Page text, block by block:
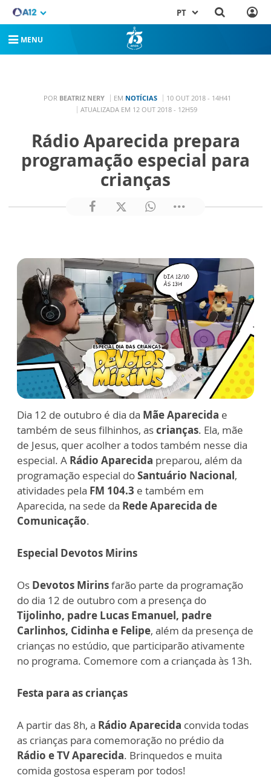
PT
MENU
POR BEATRIZ NERY EM NOTÍCIAS
10 OUT 2018 - 14H41
ATUALIZADA EM 12 OUT 2018 - 12H59
Rádio Aparecida prepara
programação especial para
crianças
Dia 12 de outubro é dia da Mãe Aparecida e
também de seus filhinhos, ascrianças. Ela, mãe
de Jesus, quer acolher a todos também nesse dia
especial. A Rádio Aparecida preparou, além da
programação especial doSantuário Nacional,
atividades pela FM 104.3 e também em
Aparecida, na sede da Rede Aparecida de
Comunicação.
Especial Devotos Mirins
Os Devotos Mirinsfarão parte da programação
do dia 12 de outubro com a presença do
Tijolinho, padre Lucas Emanuel, padre
Carlinhos, Cidinha e Felipe, além da presença de
crianças no estúdio, que participarão ativamente
no programa. Comemore com a criançada às 13h.
Festa para as crianças
A partir das 8h, a Rádio Aparecida convida todas
as crianças para comemoração no prédio da
Rádio e TV Aparecida. Brinquedos e muita
comida gostosa esperam por todos!